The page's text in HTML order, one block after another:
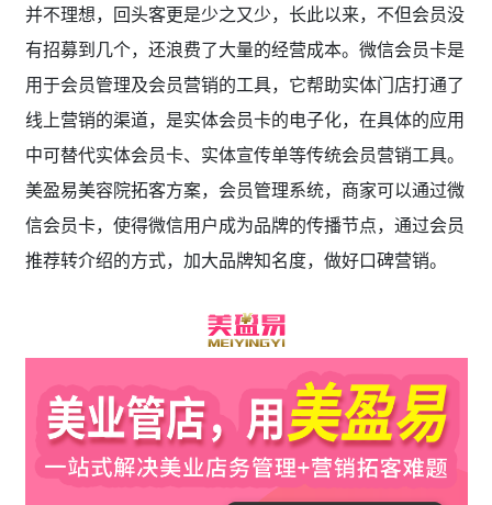
并不理想，回头客更是少之又少，长此以来，不但会员没
有招募到几个，还浪费了大量的经营成本。微信会员卡是
用于会员管理及会员营销的工具，它帮助实体门店打通了
线上营销的渠道，是实体会员卡的电子化，在具体的应用
中可替代实体会员卡、实体宣传单等传统会员营销工具。
美盈易美容院拓客方案，会员管理系统，商家可以通过微
信会员卡，使得微信用户成为品牌的传播节点，通过会员
推荐转介绍的方式，加大品牌知名度，做好口碑营销。